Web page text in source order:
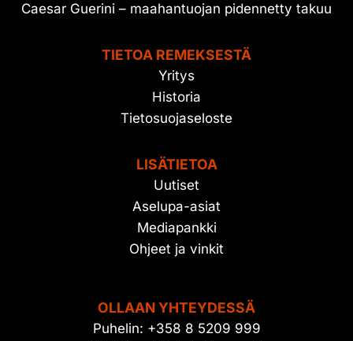
Caesar Guerini – maahantuojan pidennetty takuu
TIETOA REMEKSESTÄ
Yritys
Historia
Tietosuojaseloste
LISÄTIETOA
Uutiset
Aselupa-asiat
Mediapankki
Ohjeet ja vinkit
OLLAAN YHTEYDESSÄ
Puhelin: +358 8 5209 999